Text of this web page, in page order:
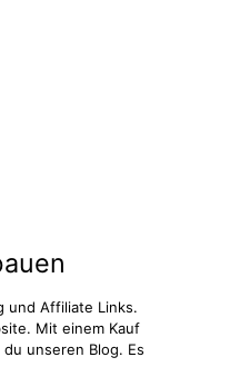
und Affiliate Links.
Mit einem Kauf
unseren Blog. Es